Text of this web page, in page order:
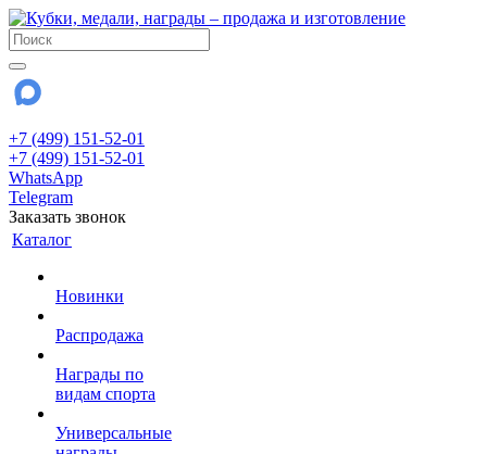
+7 (499) 151-52-01
+7 (499) 151-52-01
WhatsApp
Telegram
Заказать звонок
Каталог
Новинки
Распродажа
Награды по
видам спорта
Универсальные